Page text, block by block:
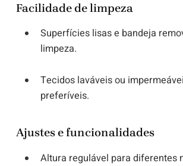
Facilidade de limpeza
Superfícies lisas e bandeja
limpeza.
Tecidos laváveis ou
preferíveis.
Ajustes e funcionalidades
Altura regulável para diferentes